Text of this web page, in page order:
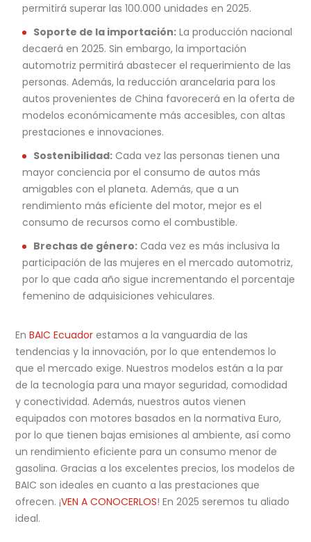
permitirá superar las 100.000 unidades en 2025.
Soporte de la importación: La producción nacional
decaerá en 2025. Sin embargo, la importación
automotriz permitirá abastecer el requerimiento de las
personas. Además, la reducción arancelaria para los
autos provenientes de China favorecerá en la oferta de
modelos económicamente más accesibles, con altas
prestaciones e innovaciones.
Sostenibilidad: Cada vez las personas tienen una
mayor conciencia por el consumo de autos más
amigables con el planeta. Además, que a un
rendimiento más eficiente del motor, mejor es el
consumo de recursos como el combustible.
Brechas de género: Cada vez es más inclusiva la
participación de las mujeres en el mercado automotriz,
por lo que cada año sigue incrementando el porcentaje
femenino de adquisiciones vehiculares.
EnBAIC Ecuador estamos a la vanguardia de las
tendencias y la innovación, por lo que entendemos lo
que el mercado exige. Nuestros modelos están a la par
de la tecnología para una mayor seguridad, comodidad
y conectividad. Además, nuestros autos vienen
equipados con motores basados en la normativa Euro,
por lo que tienen bajas emisiones al ambiente, así como
un rendimiento eficiente para un consumo menor de
gasolina. Gracias a los excelentes precios, los modelos de
BAIC son ideales en cuanto a las prestaciones que
ofrecen. ¡VEN A CONOCERLOS! En 2025 seremos tu aliado
ideal.